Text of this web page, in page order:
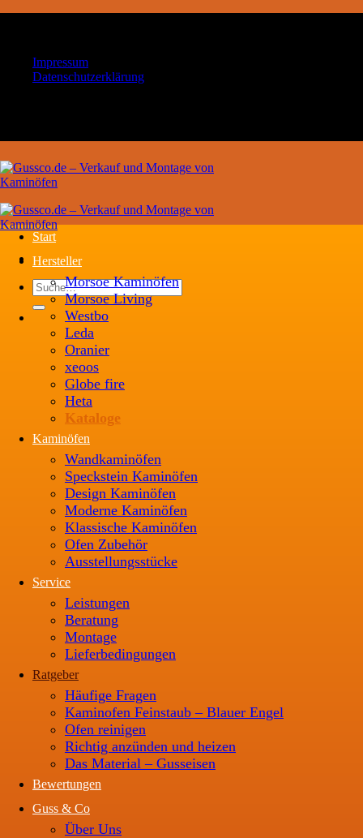
Impressum
Datenschutzerklärung
Suche
nach:
Start
Hersteller
Morsoe Kaminöfen
Morsoe Living
Westbo
Leda
Oranier
xeoos
Globe fire
Heta
Kataloge
Kaminöfen
Wandkaminöfen
Speckstein Kaminöfen
Design Kaminöfen
Moderne Kaminöfen
Klassische Kaminöfen
Ofen Zubehör
Ausstellungsstücke
Service
Leistungen
Beratung
Montage
Lieferbedingungen
Ratgeber
Häufige Fragen
Kaminofen Feinstaub – Blauer Engel
Ofen reinigen
Richtig anzünden und heizen
Das Material – Gusseisen
Bewertungen
Guss & Co
Über Uns